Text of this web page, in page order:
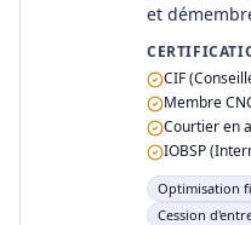
et
CIF
Membre
Courtier en
IOBSP
Optimisation
Cession